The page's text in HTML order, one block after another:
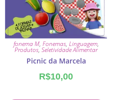
fonema M, Fonemas, Linguagem,
Produtos,Seletividade Alimentar
Picnic da Marcela
R$10,00